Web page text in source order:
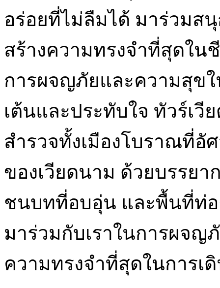
อร่อยที่ไม่ลืมได้ มาร่วมส
สร้างความทรงจำที่สุดใน
การผจญภัยและความสุข
เต้นและประทับใจ ทัวร์เ
สำรวจทั้งเมืองโบราณที่อั
ของเวียดนาม ด้วยบรรย
ชนบทที่อบอุ่น และพื้นที่ท่อ
มาร่วมกับเราในการผจญ
ความทรงจำที่สุดในการเ